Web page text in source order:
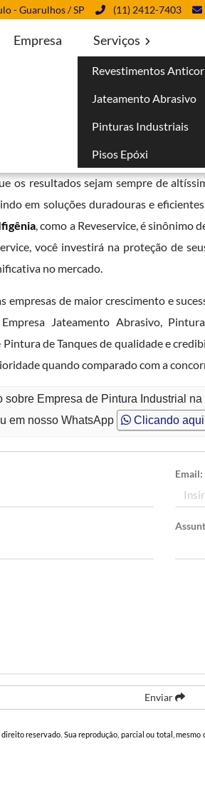
- Guarulhos / SP (11) 2412-7403
Empresa Serviços
Revestimentos
Jateamento Abrasivo
Pinturas Industriais
Pisos Epóxi
Ifigênia
a inovação e a excelência técnica.
os resultados sejam sempre de
em soluções duradouras e
, como a Reveservice, é sinônimo
você investirá na proteção de
no mercado.
de maior crescimento e
Jateamento Abrasivo,
de Tanques de qualidade e
quando comparado com a
Empresa de Pintura Industrial
em nosso WhatsApp Clicando aqui
Email:
Enviar
direito reservado. Sua reprodução, parcial ou total,